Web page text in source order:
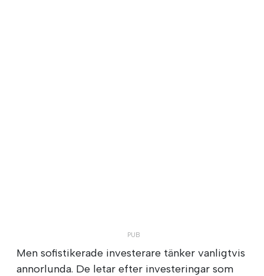
Men sofistikerade investerare tänker vanligtvis
annorlunda. De letar efter investeringar som